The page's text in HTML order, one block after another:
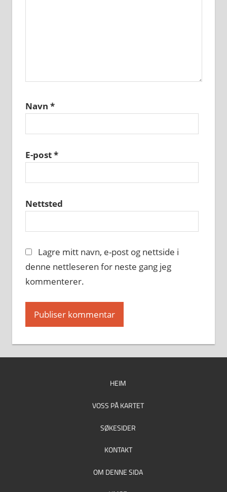
Navn *
E-post*
Nettsted
Lagre mitt navn, e-post og nettside i
denne nettleseren for neste gang jeg
kommenterer.
HEIM
VOSS PÅ KARTET
SØKESIDER
KONTAKT
OM DENNE SIDA